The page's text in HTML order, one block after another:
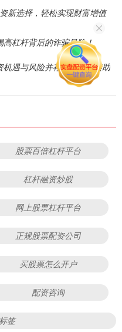
新选择，轻松实现财富增值
杠杆背后的诈骗风险！
遇与风险并存，专业解读助
股票百倍杠杆平台
杠杆融资炒股
网上股票杠杆平台
正规股票配资公司
买股票怎么开户
配资咨询
签